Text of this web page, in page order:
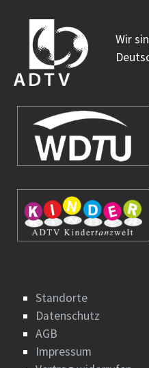
Wir
Standorte
Datenschutz
AGB
Impressum